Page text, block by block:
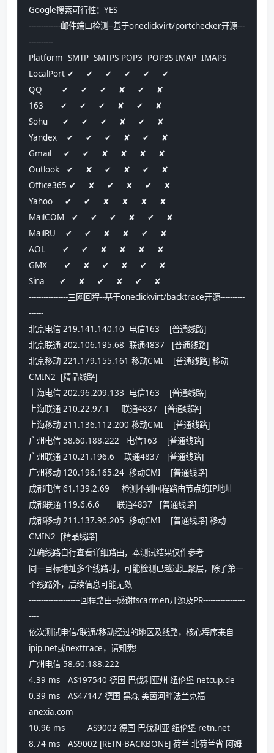
Google搜索可行性：YES
-------------邮件端口检测--基于oneclickvirt/portchecker开源---
----------
Platform  SMTP  SMTPS POP3  POP3S IMAP  IMAPS
LocalPort ✔     ✔     ✔     ✔     ✔     ✔
QQ        ✔     ✔     ✔     ✘     ✔     ✘
163       ✔     ✔     ✔     ✘     ✔     ✘
Sohu      ✔     ✔     ✔     ✘     ✔     ✘
Yandex    ✔     ✔     ✔     ✘     ✔     ✘
Gmail     ✔     ✔     ✘     ✘     ✘     ✘
Outlook   ✔     ✘     ✔     ✘     ✔     ✘
Office365 ✔     ✘     ✔     ✘     ✔     ✘
Yahoo     ✔     ✔     ✘     ✘     ✘     ✘
MailCOM   ✔     ✔     ✔     ✘     ✔     ✘
MailRU    ✔     ✔     ✘     ✘     ✔     ✘
AOL       ✔     ✔     ✘     ✘     ✘     ✘
GMX       ✔     ✘     ✔     ✘     ✔     ✘
Sina      ✔     ✘     ✔     ✘     ✔     ✘
----------------三网回程--基于oneclickvirt/backtrace开源----------
------
北京电信 219.141.140.10  电信163    [普通线路]
北京联通 202.106.195.68  联通4837   [普通线路]
北京移动 221.179.155.161 移动CMI    [普通线路] 移动
CMIN2  [精品线路]
上海电信 202.96.209.133  电信163    [普通线路]
上海联通 210.22.97.1     联通4837   [普通线路]
上海移动 211.136.112.200 移动CMI    [普通线路]
广州电信 58.60.188.222   电信163    [普通线路]
广州联通 210.21.196.6    联通4837   [普通线路]
广州移动 120.196.165.24  移动CMI    [普通线路]
成都电信 61.139.2.69     检测不到回程路由节点的IP地址
成都联通 119.6.6.6       联通4837   [普通线路]
成都移动 211.137.96.205  移动CMI    [普通线路] 移动
CMIN2  [精品线路]
准确线路自行查看详细路由，本测试结果仅作参考
同一目标地址多个线路时，可能检测已越过汇聚层，除了第一
个线路外，后续信息可能无效
---------------------回程路由--感谢fscarmen开源及PR-----------------
----
依次测试电信/联通/移动经过的地区及线路，核心程序来自
ipip.net或nexttrace，请知悉!
广州电信 58.60.188.222
4.39 ms 	AS197540 德国 巴伐利亚州 纽伦堡 netcup.de
0.39 ms 	AS47147 德国 黑森 美茵河畔法兰克福
anexia.com
10.96 ms 	AS9002 德国 巴伐利亚 纽伦堡 retn.net
8.74 ms 	AS9002 [RETN-BACKBONE] 荷兰 北荷兰省 阿姆